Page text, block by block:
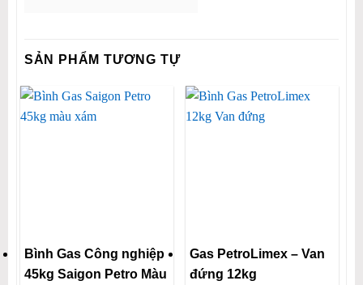
SẢN PHẨM TƯƠNG TỰ
Bình Gas Công nghiệp
45kg Saigon Petro Màu
Gas PetroLimex – Van
đứng 12kg